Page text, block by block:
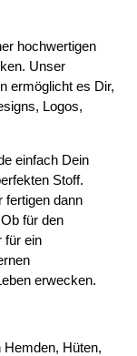
hochwertigen
Unser
ermöglicht es Dir,
Logos,
einfach Dein
Stoff.
fertigen dann
für den
für ein
erwecken.
Hemden, Hüten,